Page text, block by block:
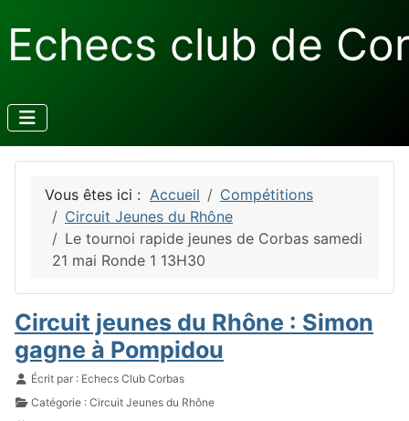
Echecs club de
Vous êtes ici : Accueil
Compétitions
Circuit Jeunes du Rhône
Le tournoi rapide jeunes de Corbas samedi
21 mai Ronde 1 13H30
Circuit jeunes du Rhône : Simon
gagne à Pompidou
Détails
Écrit par : Echecs Club Corbas
Catégorie : Circuit Jeunes du Rhône